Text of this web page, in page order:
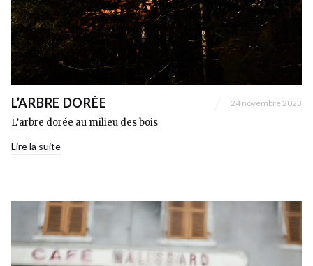
L’ARBRE DORÉE 24 novembre 2023
L’arbre dorée au milieu des bois
Lire la suite